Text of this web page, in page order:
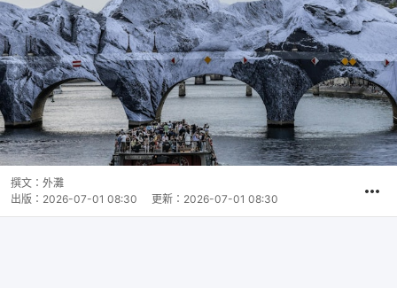
撰文： 外灘
出版： 2026-07-01 08:30 更新： 2026-07-01 08:30